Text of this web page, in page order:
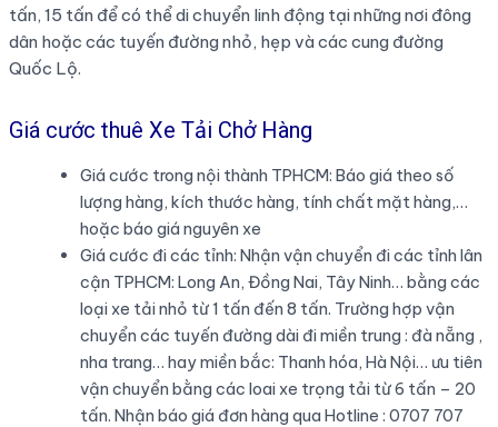
tấn, 15 tấn để có thể di chuyển linh động tại những nơi đông
dân hoặc các tuyến đường nhỏ, hẹp và các cung đường
Quốc Lộ.
Giá cước thuê Xe Tải Chở Hàng
Giá cước trong nội thành TPHCM: Báo giá theo số
lượng hàng, kích thước hàng, tính chất mặt hàng,…
hoặc báo giá nguyên xe
Giá cước đi các tỉnh: Nhận vận chuyển đi các tỉnh lân
cận TPHCM: Long An, Đồng Nai, Tây Ninh… bằng các
loại xe tải nhỏ từ 1 tấn đến 8 tấn. Trường hợp vận
chuyển các tuyến đường dài đi miền trung : đà nẵng ,
nha trang… hay miền bắc: Thanh hóa, Hà Nội… ưu tiên
vận chuyển bằng các loai xe trọng tải từ 6 tấn – 20
tấn. Nhận báo giá đơn hàng qua Hotline : 0707 707